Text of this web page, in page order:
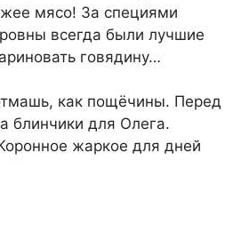
мясо! За специями
всегда были лучшие
говядину…
как пощёчины. Перед
блинчики для Олега.
жаркое для дней